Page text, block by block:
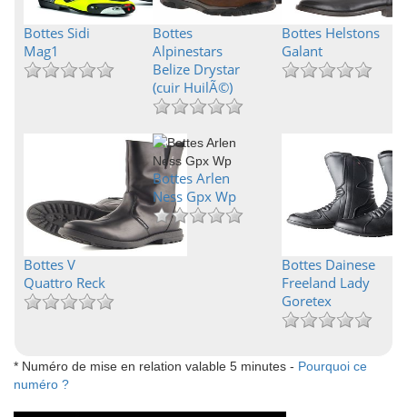
Bottes Sidi
Mag1
Bottes
Alpinestars
Belize Drystar
(cuir HuilÃ©)
Bottes Helstons
Galant
Bottes V
Quattro Reck
Bottes Arlen
Ness Gpx Wp
Bottes Dainese
Freeland Lady
Goretex
* Numéro de mise en relation valable 5 minutes - Pourquoi ce
numéro ?